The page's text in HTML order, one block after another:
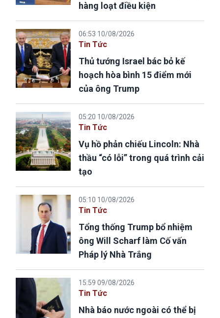
hàng loạt điều kiện
06:53 10/08/2026
Tin Tức
Thủ tướng Israel bác bỏ kế
hoạch hòa bình 15 điểm mới
của ông Trump
05:20 10/08/2026
Tin Tức
Vụ hồ phản chiếu Lincoln: Nhà
thầu “có lỗi” trong quá trình cải
tạo
05:10 10/08/2026
Tin Tức
Tổng thống Trump bổ nhiệm
ông Will Scharf làm Cố vấn
Pháp lý Nhà Trắng
15:59 09/08/2026
Tin Tức
Nhà báo nước ngoài có thể bị